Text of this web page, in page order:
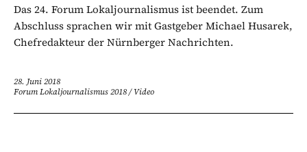
Das 24. Forum Lokaljournalismus ist beendet. Zum
Abschluss sprachen wir mit Gastgeber Michael Husarek,
Chefredakteur der Nürnberger Nachrichten.
28. Juni 2018
Forum Lokaljournalismus 2018/Video